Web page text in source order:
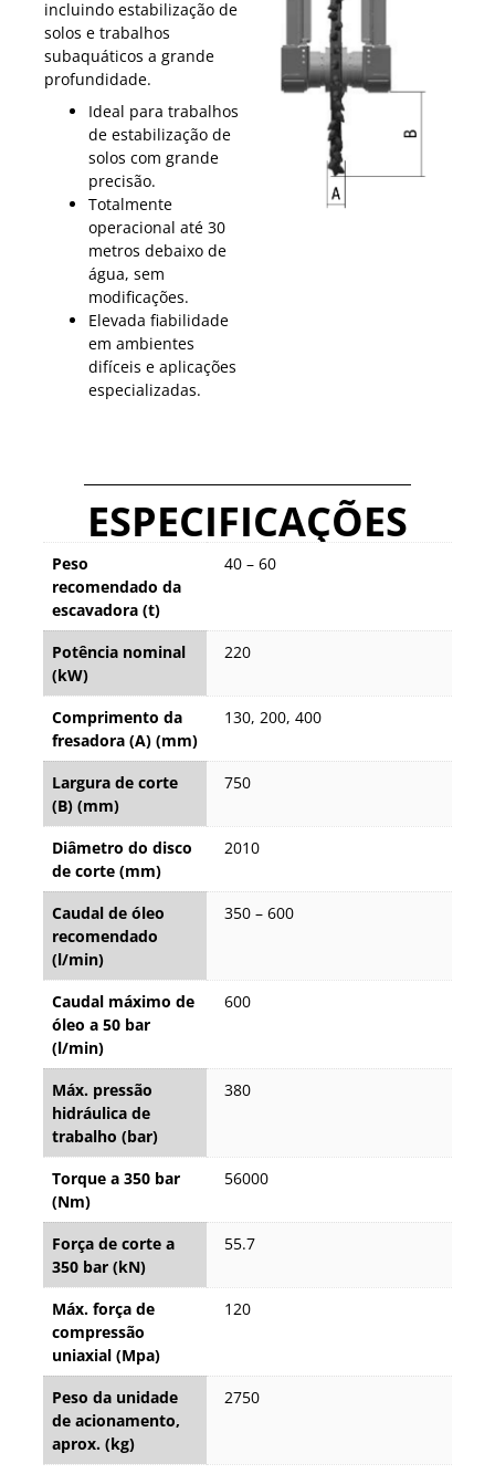
incluindo estabilização de
solos e trabalhos
subaquáticos a grande
profundidade.
Ideal para trabalhos
de estabilização de
solos com grande
precisão.
Totalmente
operacional até 30
metros debaixo de
água, sem
modificações.
Elevada fiabilidade
em ambientes
difíceis e aplicações
especializadas.
ESPECIFICAÇÕES
Peso
recomendado da
escavadora (t)
40 – 60
Potência nominal
(kW)
220
Comprimento da
fresadora (A) (mm)
130, 200, 400
Largura de corte
(B) (mm)
750
Diâmetro do disco
de corte (mm)
2010
Caudal de óleo
recomendado
(l/min)
350 – 600
Caudal máximo de
óleo a 50 bar
(l/min)
600
Máx. pressão
hidráulica de
trabalho (bar)
380
Torque a 350 bar
(Nm)
56000
Força de corte a
350 bar (kN)
55.7
Máx. força de
compressão
uniaxial (Mpa)
120
Peso da unidade
de acionamento,
aprox. (kg)
2750